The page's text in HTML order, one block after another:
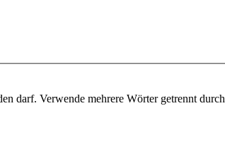
darf. Verwende mehrere Wörter getrennt durch